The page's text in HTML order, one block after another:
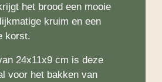
het brood een mooie
kruim en een
korst.
24x11x9 cm is deze
voor het bakken van